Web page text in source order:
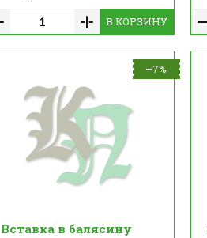
В КОРЗИНУ
–7%
Вставка в балясину